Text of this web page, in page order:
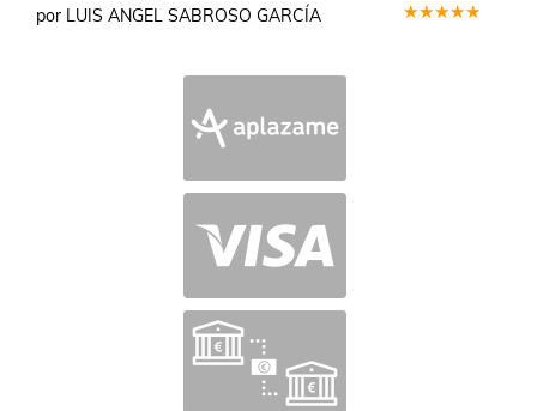
por LUIS ANGEL SABROSO GARCÍA